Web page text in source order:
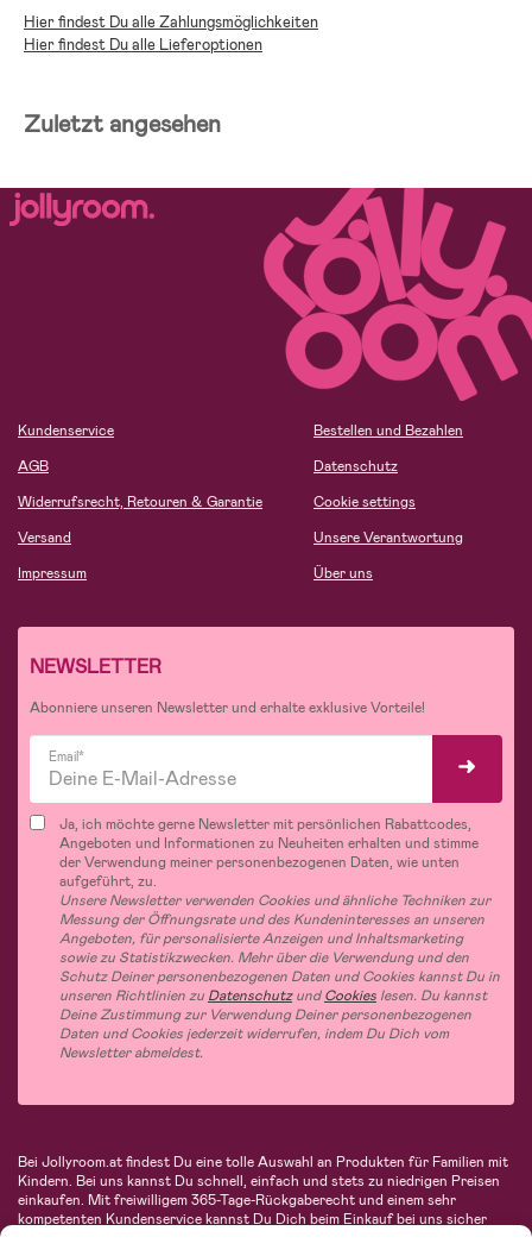
Hier findest Du alle Zahlungsmöglichkeiten
Hier findest Du alle Lieferoptionen
Zuletzt angesehen
Kundenservice
AGB
Widerrufsrecht, Retouren & Garantie
Versand
Impressum
Bestellen und Bezahlen
Datenschutz
Cookie settings
Unsere Verantwortung
Über uns
NEWSLETTER
Abonniere unseren Newsletter und erhalte exklusive Vorteile!
Email*
Ja, ich möchte gerne Newsletter mit persönlichen Rabattcodes,
Angeboten und Informationen zu Neuheiten erhalten und stimme
der Verwendung meiner personenbezogenen Daten, wie unten
aufgeführt, zu.
Unsere Newsletter verwenden Cookies und ähnliche Techniken zur
Messung der Öffnungsrate und des Kundeninteresses an unseren
Angeboten, für personalisierte Anzeigen und Inhaltsmarketing
sowie zu Statistikzwecken. Mehr über die Verwendung und den
Schutz Deiner personenbezogenen Daten und Cookies kannst Du in
unseren Richtlinien zu DatenschutzundCookies lesen. Du kannst
Deine Zustimmung zur Verwendung Deiner personenbezogenen
Daten und Cookies jederzeit widerrufen, indem Du Dich vom
Newsletter abmeldest.
Bei Jollyroom.at findest Du eine tolle Auswahl an Produkten für Familien mit
Kindern. Bei uns kannst Du schnell, einfach und stets zu niedrigen Preisen
einkaufen. Mit freiwilligem 365-Tage-Rückgaberecht und einem sehr
kompetenten Kundenservice kannst Du Dich beim Einkauf bei uns sicher